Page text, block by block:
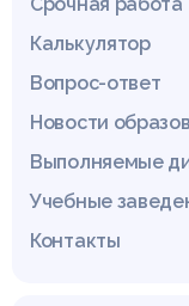
Калькулятор
Вопрос-ответ
Новости
Выполняемые
Учебные
Контакты